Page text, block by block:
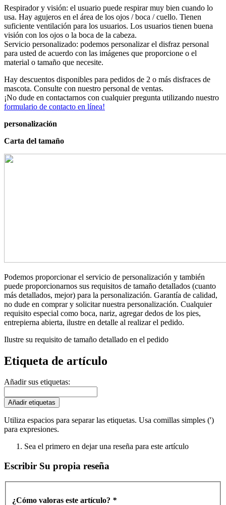
Respirador y visión: el usuario puede respirar muy bien cuando lo
usa. Hay agujeros en el área de los ojos / boca / cuello. Tienen
suficiente ventilación para los usuarios. Los usuarios tienen buena
visión con los ojos o la boca de la cabeza.
Servicio personalizado: podemos personalizar el disfraz personal
para usted de acuerdo con las imágenes que proporcione o el
material o tamaño que necesite.
Hay descuentos disponibles para pedidos de 2 o más disfraces de
mascota. Consulte con nuestro personal de ventas.
¡No dude en contactarnos con cualquier pregunta utilizando nuestro
formulario de contacto en línea!
personalización
Carta del tamaño
Podemos proporcionar el servicio de personalización y también
puede proporcionarnos sus requisitos de tamaño detallados (cuanto
más detallados, mejor) para la personalización. Garantía de calidad,
no dude en comprar y solicitar nuestra personalización. Cualquier
requisito especial como boca, nariz, agregar dedos de los pies,
entrepierna abierta, ilustre en detalle al realizar el pedido.
Ilustre su requisito de tamaño detallado en el pedido
Etiqueta de artículo
Añadir sus etiquetas:
Añadir etiquetas
Utiliza espacios para separar las etiquetas. Usa comillas simples (')
para expresiones.
Sea el primero en dejar una reseña para este artículo
Escribir Su propia reseña
¿Cómo valoras este artículo? *